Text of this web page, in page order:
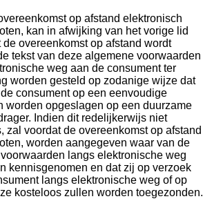
op afstand elektronisch
kan in afwijking van het vorige lid
de overeenkomst op afstand wordt
tekst van deze algemene voorwaarden
weg aan de consument ter
worden gesteld op zodanige wijze dat
consument op een eenvoudige
worden opgeslagen op een duurzame
Indien dit redelijkerwijs niet
zal voordat de overeenkomst op afstand
worden aangegeven waar van de
langs elektronische weg
kennisgenomen en dat zij op verzoek
langs elektronische weg of op
kosteloos zullen worden toegezonden.